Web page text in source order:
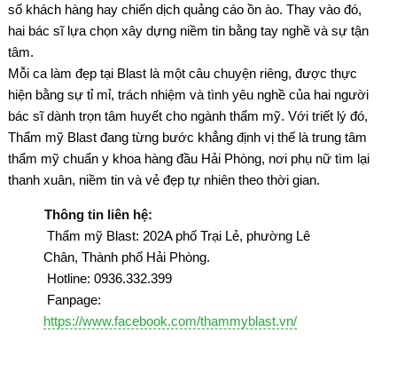
số khách hàng hay chiến dịch quảng cáo ồn ào. Thay vào đó,
hai bác sĩ lựa chọn xây dựng niềm tin bằng tay nghề và sự tận
tâm.
Mỗi ca làm đẹp tại Blast là một câu chuyện riêng, được thực
hiện bằng sự tỉ mỉ, trách nhiệm và tình yêu nghề của hai người
bác sĩ dành trọn tâm huyết cho ngành thẩm mỹ. Với triết lý đó,
Thẩm mỹ Blast đang từng bước khẳng định vị thế là trung tâm
thẩm mỹ chuẩn y khoa hàng đầu Hải Phòng, nơi phụ nữ tìm lại
thanh xuân, niềm tin và vẻ đẹp tự nhiên theo thời gian.
Thông tin liên hệ:
Thẩm mỹ Blast: 202A phố Trại Lẻ, phường Lê
Chân, Thành phố Hải Phòng.
Hotline: 0936.332.399
Fanpage:
https://www.facebook.com/thammyblast.vn/